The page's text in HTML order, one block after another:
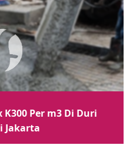
K300 Per m3 Di Duri
Jakarta